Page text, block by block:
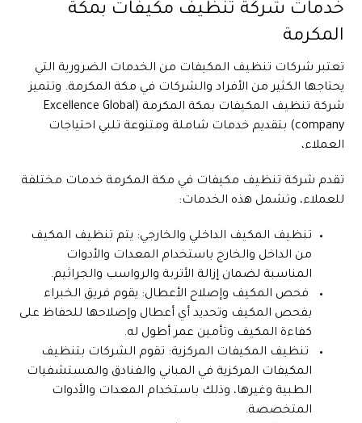
خدمات شركة تنظيف مكيفات بمكة
المكرمة
تعتبر شركات تنظيف المكيفات من الخدمات الضرورية التي
يحتاجها الكثير من الأفراد والشركات في مكة المكرمة. وتتميز
شركة تنظيف المكيفات بمكة المكرمة (Excellence Global
company) بتقديم خدمات شاملة ومتنوعة تلبي احتياجات
العملاء،
تقدم شركة تنظيف مكيفات في مكة المكرمة خدمات مختلفة
للعملاء، وتشمل هذه الخدمات:
تنظيف المكيف الداخلي والخارجي: يتم تنظيف المكيف
من الداخل والخارج باستخدام المعدات والأدوات
المناسبة لضمان إزالة الأتربة والرواسب والجراثيم.
فحص المكيف وإصلاح الأعطال: يقوم فريق الخبراء
بفحص المكيف وتحديد أي أعطال وإصلاحها للحفاظ على
كفاءة المكيف وتأمين عمر أطول له.
تنظيف المكيفات المركزية: تقوم الشركات بتنظيف
المكيفات المركزية في المباني والفنادق والمستشفيات
الطبية وغيرها، وذلك باستخدام المعدات والأدوات
المتخصصة.